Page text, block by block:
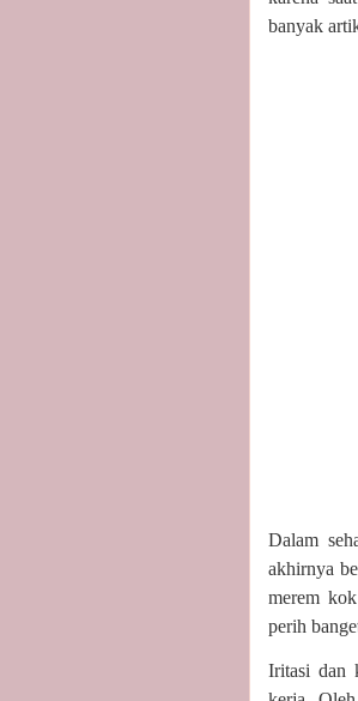
banyak
Dalam
akhirnya
merem
perih
Iritasi dan